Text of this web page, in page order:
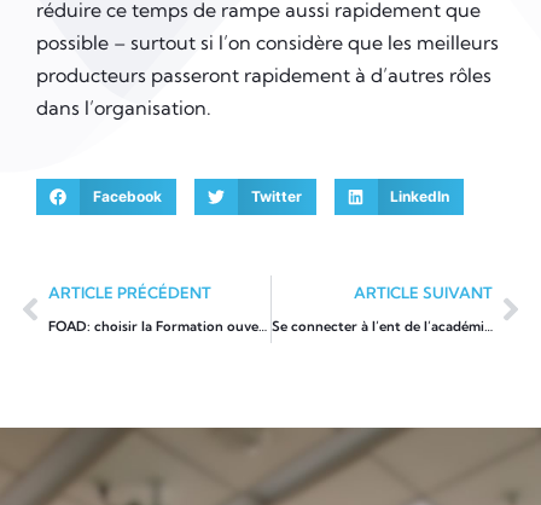
réduire ce temps de rampe aussi rapidement que
possible – surtout si l’on considère que les meilleurs
producteurs passeront rapidement à d’autres rôles
dans l’organisation.
Facebook Twitter LinkedIn
ARTICLE PRÉCÉDENT
FOAD: choisir la Formation ouverte à Distance pour apprendre à son rythme
ARTICLE SUIVANT
Se connecter à l’ent de l’académie de Lille: Eduline